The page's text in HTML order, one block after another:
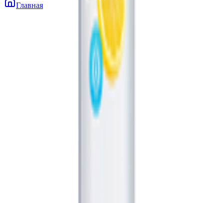
Главная